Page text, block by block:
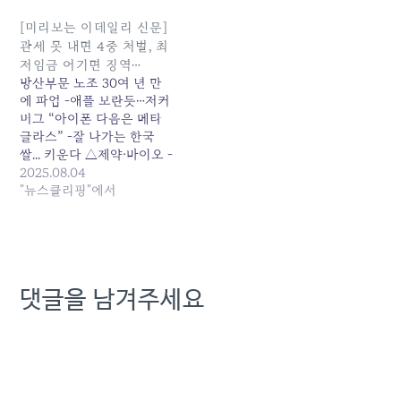
[미리보는 이데일리 신문]
관세 못 내면 4중 처벌, 최
저임금 어기면 징역…
방산부문 노조 30여 년 만
에 파업 -애플 보란듯…저커
버그 “아이폰 다음은 메타
글라스” -잘 나가는 한국
쌀... 키운다 △제약·바이오 -
새 정부 출범 후 7곳 예심청
구…바이오기업 코스닥 상
12:01:00
2025.08.04
"뉴스클리핑"에서
댓글을 남겨주세요